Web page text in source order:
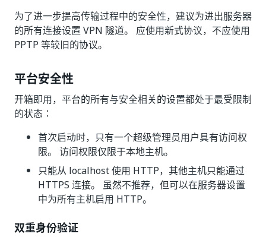
为了进一步提高传输过程中的安全性，建议为进出服务器
的所有连接设置 VPN 隧道。 应使用新式协议，不应使用
PPTP 等较旧的协议。
平台安全性
开箱即用，平台的所有与安全相关的设置都处于最受限制
的状态：
首次启动时，只有一个超级管理员用户具有访问权
限。 访问权限仅限于本地主机。
只能从 localhost 使用 HTTP，其他主机只能通过
HTTPS 连接。 虽然不推荐，但可以在服务器设置
中为所有主机启用 HTTP。
双重身份验证